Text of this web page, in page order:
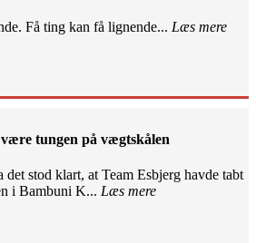
Få ting kan få lignende... Læs mere
tungen på vægtskålen
stod klart, at Team Esbjerg havde tabt
i Bambuni K... Læs mere